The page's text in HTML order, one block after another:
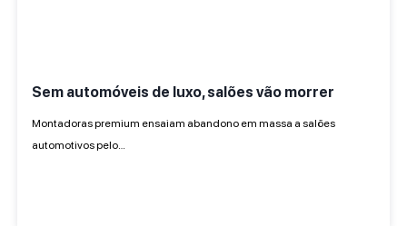
Sem automóveis de luxo, salões vão morrer
Montadoras premium ensaiam abandono em massa a salões
automotivos pelo…